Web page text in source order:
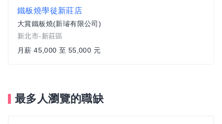
鐵板燒學徒新莊店
大賞鐵板燒(新璿有限公司)
新北市-新莊區
月薪 45,000 至 55,000 元
最多人瀏覽的職缺